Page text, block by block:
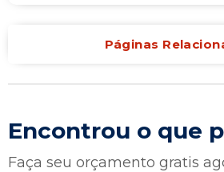
Páginas
Encontrou o que
Faça seu orçamento gratis